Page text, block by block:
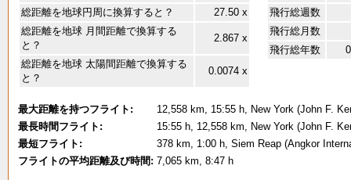
総距離を地球円周に換算すると？
27.50 x
総距離を地球 月間距離で換算する
と？
2.867 x
総距離を地球 太陽間距離で換算する
と？
0.0074 x
飛行総週数
飛行総月数
飛行総年数
最大距離を持つフライト:
12,558 km, 15:55 h, New York (John F.
最長時間フライト:
15:55 h, 12,558 km, New York (John F.
最短フライト:
378 km, 1:00 h, Siem Reap (Angkor
フライトの平均距離及び時間: 7,065 km, 8:47 h